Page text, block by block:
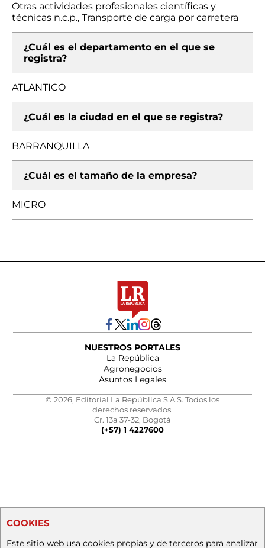
Otras actividades profesionales científicas y
técnicas n.c.p., Transporte de carga por carretera
¿Cuál es el departamento en el que se
registra?
ATLANTICO
¿Cuál es la ciudad en el que se registra?
BARRANQUILLA
¿Cuál es el tamaño de la empresa?
MICRO
NUESTROS PORTALES
La República
Agronegocios
Asuntos Legales
© 2026, Editorial La República S.A.S. Todos los
derechos reservados.
Cr. 13a 37-32, Bogotá
(+57) 1 4227600
COOKIES
Este sitio web usa cookies propias y de terceros para analizar